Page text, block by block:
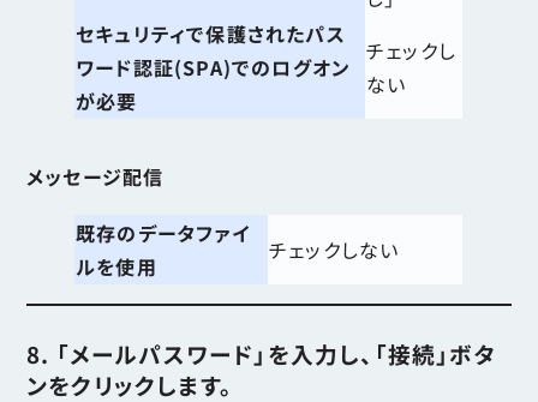
セキュリティで保護されたパス
ワード認証(SPA)でのログオン
が必要
チェックし
ない
メッセージ配信
既存のデータファイ
ルを使用
チェックしない
8. 「メールパスワード」を入力し、「接続」ボタ
ンをクリックします。